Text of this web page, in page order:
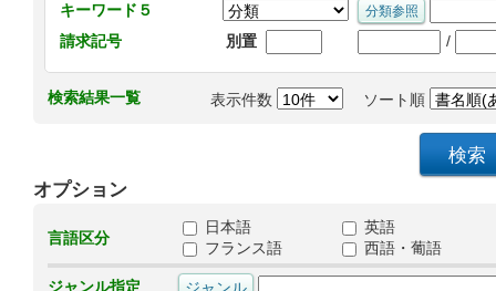
キーワード５
請求記号
別置 /
検索結果一覧 表示件数 ソート順
オプション
言語区分
日本語
英語
フランス語
西語・葡語
ジャンル指定